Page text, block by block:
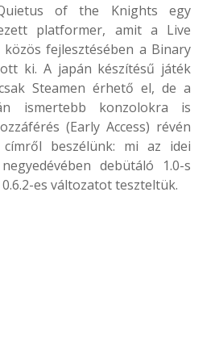
of the Knights egy
platformer, amit a Live
fejlesztésében a Binary
ki. A japán készítésű játék
Steamen érhető el, de a
ismertebb konzolokra is
(Early Access) révén
beszélünk: mi az idei
debütáló 1.0-s
es változatot teszteltük.